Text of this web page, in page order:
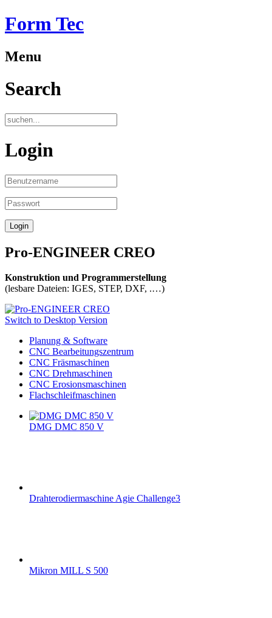
Form Tec
Menu
Search
Login
Pro-ENGINEER CREO
Konstruktion und Programmerstellung
(lesbare Dateien: IGES, STEP, DXF, .…)
Switch to Desktop Version
Planung & Software
CNC Bearbeitungszentrum
CNC Fräsmaschinen
CNC Drehmaschinen
CNC Erosionsmaschinen
Flachschleifmaschinen
DMG DMC 850 V
Drahterodiermaschine Agie Challenge3
Mikron MILL S 500